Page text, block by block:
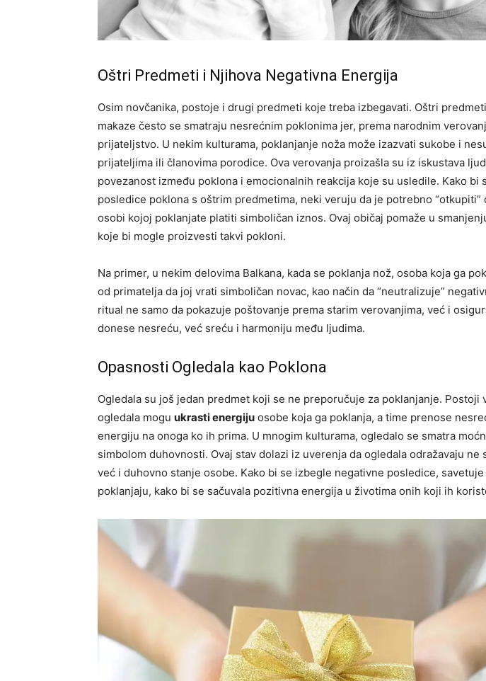
Oštri Predmeti i Njihova Negativna Energija
Osim novčanika, postoje i drugi predmeti koje treba izbegavati. Oštri
makaze često se smatraju nesrećnim poklonima jer, prema narodnim
prijateljstvo. U nekim kulturama, poklanjanje noža može izazvati sukobe i
prijateljima ili članovima porodice. Ova verovanja proizašla su iz iskustava
povezanost između poklona i emocionalnih reakcija koje su usledile. Kako bi
posledice poklona s oštrim predmetima, neki veruju da je potrebno “otkupiti”
osobi kojoj poklanjate platiti simboličan iznos. Ovaj običaj pomaže u
koje bi mogle proizvesti takvi pokloni.
Na primer, u nekim delovima Balkana, kada se poklanja nož, osoba koja ga
od primatelja da joj vrati simboličan novac, kao način da “neutralizuje”
ritual ne samo da pokazuje poštovanje prema starim verovanjima, već i
donese nesreću, već sreću i harmoniju među ljudima.
Opasnosti Ogledala kao Poklona
Ogledala su još jedan predmet koji se ne preporučuje za poklanjanje. Postoji
ogledala mogu ukrasti energiju osobe koja ga poklanja, a time prenose
energiju na onoga ko ih prima. U mnogim kulturama, ogledalo se smatra
simbolom duhovnosti. Ovaj stav dolazi iz uverenja da ogledala odražavaju ne
već i duhovno stanje osobe. Kako bi se izbegle negativne posledice,
poklanjaju, kako bi se sačuvala pozitivna energija u životima onih koji ih